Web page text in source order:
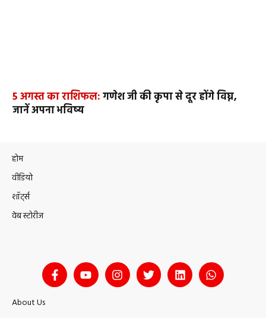
5 अगस्त का राशिफल:गणेश जी की कृपा से दूर होंगे विघ्न,
जानें अपना भविष्य
होम
वीडियो
शॉर्ट्स
वेब स्टोरीज
About Us